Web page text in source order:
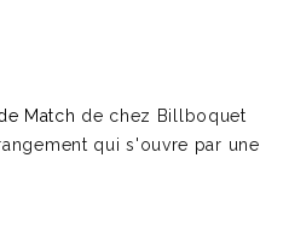
Match de chez Billboquet
qui s'ouvre par une